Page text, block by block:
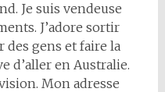
Je suis vendeuse
J’adore sortir
des gens et faire la
d’aller en Australie.
Mon adresse